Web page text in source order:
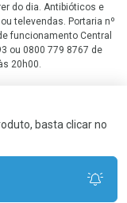
basta clicar no
do dia. Antibióticos e
televendas. Portaria nº
funcionamento Central
ou 0800 779 8767 de
20h00.